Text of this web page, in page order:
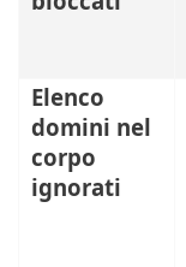
Elenco
domini nel
corpo
ignorati